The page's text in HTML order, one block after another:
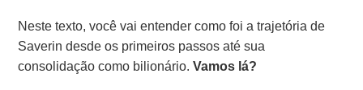
Neste texto, você vai entender como foi a trajetória de
Saverin desde os primeiros passos até sua
consolidação como bilionário.Vamos lá?